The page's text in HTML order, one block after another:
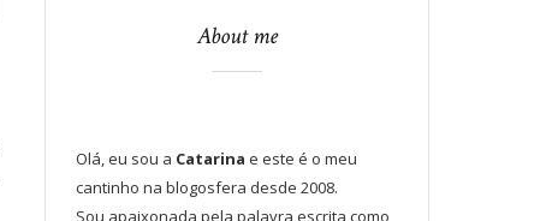
About me
Olá, eu sou a Catarina e este é o meu
cantinho na blogosfera desde 2008.
Sou apaixonada pela palavra escrita como